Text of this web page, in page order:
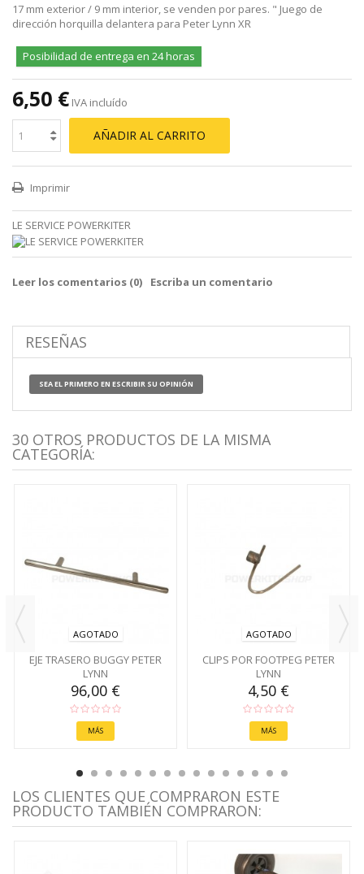
17 mm exterior / 9 mm interior, se venden por pares. " Juego de
dirección horquilla delantera para Peter Lynn XR
Posibilidad de entrega en 24 horas
6,50 € IVA incluído
AÑADIR AL CARRITO
Imprimir
LE SERVICE POWERKITER
Leer los comentarios (0) Escriba un comentario
RESEÑAS
SEA EL PRIMERO EN ESCRIBIR SU OPINIÓN
30 OTROS PRODUCTOS DE LA MISMA
CATEGORÍA:
AGOTADO
EJE TRASERO BUGGY PETER
LYNN
96,00 €
MÁS
AGOTADO
CLIPS POR FOOTPEG PETER
LYNN
4,50 €
MÁS
LOS CLIENTES QUE COMPRARON ESTE
PRODUCTO TAMBIÉN COMPRARON: